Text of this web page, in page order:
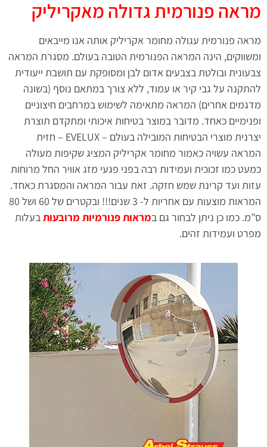
מראה פנורמית גדולה מאקריליק
מראה פנורמית עגולה מחומר אקריליק אותה אנו מייבאים
ומשווקים, הינה המראה הפנורמית הטובה בעולם. מסגרת המראה
צבעונית ובולטת בצבעים אדום לבן ומסופקת עם תושבת ייעודית
להתקנה על גבי קיר או עמוד, ללא צורך במתאם נוסף (בשונה
מדגמים אחרים) המראה מתאימה לשימוש במרחבים חיצוניים
ופנימיים כאחד. מדובר במוצר בטיחות איכותי ומתקדם תוצרת
יצרנית מוצרי הבטיחות המובילה בעולם – EVELUX – חזית
המראה עשויה כאמור מחומר אקריליק המציג שקיפות מעולה
כמעט כמו זכוכית ועמידות רבה בפני פגעי מזג אוויר החל מרוחות
עזות ועד קרינת שמש חזקה. זאת עבור המראה והמסגרת כאחד.
המראות מוצעות עם אחריות ל- 3 שנים!!! ובקטרים של 60 ושל 80
ס”מ. כמו כן ניתן לבחור גם במראות פנורמיות מרובעותבעלות
מפרט ועמידות זהים.